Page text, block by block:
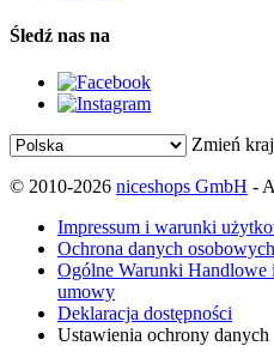
Śledź nas na
Zmień
© 2010-2026 niceshops GmbH -
Impressum i warunki
Ochrona danych osobowych
Ogólne Warunki Handlowe
umowy
Deklaracja dostępności
Ustawienia ochrony danych